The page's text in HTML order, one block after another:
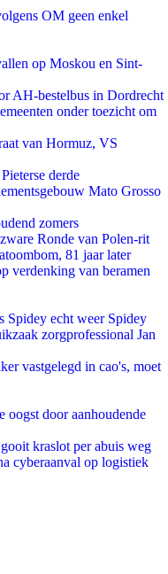
OM geen enkel
op Moskou en Sint-
AH-bestelbus in Dordrecht
onder toezicht om
van Hormuz, VS
derde
Mato Grosso
zomers
Ronde van Polen-rit
81 jaar later
verdenking van beramen
echt weer Spidey
zorgprofessional Jan
vastgelegd in cao's, moet
oogst door aanhoudende
kraslot per abuis weg
cyberaanval op logistiek